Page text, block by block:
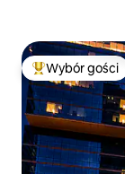
Wybór gości